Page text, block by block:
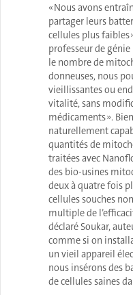
« Nous avons
partager leurs
cellules plus faibles
professeur de
le nombre de
donneuses, nous
vieillissantes ou
vitalité, sans
médicaments ».
naturellement
quantités de
traitées avec
des bio-usines
deux à quatre fois
cellules souches
multiple de
déclaré Soukar,
comme si on
un vieil appareil
nous insérons des
de cellules saines